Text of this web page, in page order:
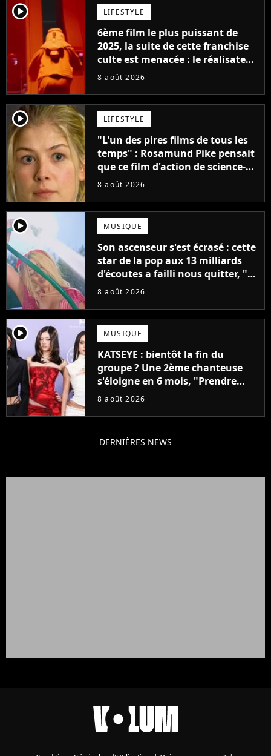
player2 LIFESTYLE
6ème film le plus puissant de
2025, la suite de cette franchise
culte est menacée : le réalisateur
claque la porte pour "différends
8 août 2026
player2 LIFESTYLE
"L'un des pires films de tous les
temps" : Rosamund Pike pensait
que ce film d'action de science-
fiction avec Dwayne Johnson
8 août 2026
player2 MUSIQUE
Son ascenseur s'est écrasé : cette
star de la pop aux 13 milliards
d'écoutes a failli nous quitter, "Je
pensais ne plus jamais chanter"
8 août 2026
player2 MUSIQUE
KATSEYE : bientôt la fin du
groupe ? Une 2ème chanteuse
s'éloigne en 6 mois, "Prendre
cette décision n’a pas été facile"
8 août 2026
DERNIÈRES NEWS